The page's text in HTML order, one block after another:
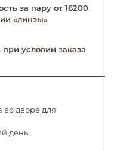
за пару от 16200
«линзы»
условии заказа
дворе для
день.